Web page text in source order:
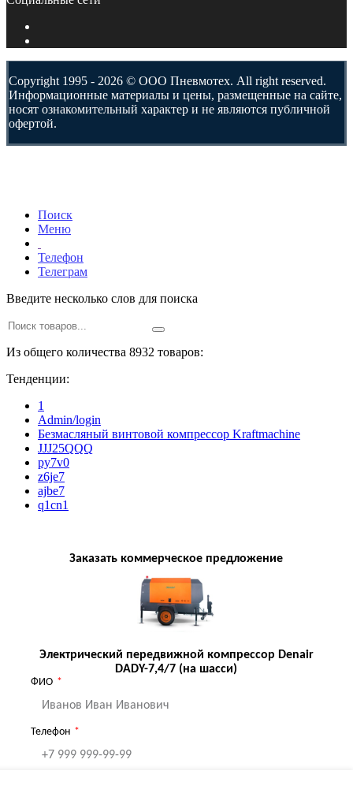
Copyright 1995 - 2026 © ООО Пневмотех. All right reserved.
Информационные материалы и цены, размещенные на сайте,
носят ознакомительный характер и не являются публичной
офертой.
Поиск
Меню
Телефон
Телеграм
Введите несколько слов для поиска
Из общего количества 8932 товаров:
Тенденции:
1
Admin/login
Безмасляный винтовой компрессор Kraftmaсhine
JJJ25QQQ
py7v0
z6je7
ajbe7
q1cn1
Заказать коммерческое предложение
Электрический передвижной компрессор Denair
DADY-7,4/7 (на шасси)
ФИО
Телефон